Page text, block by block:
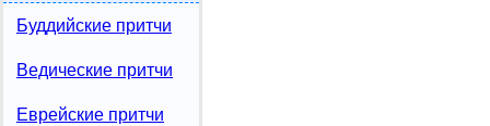
Буддийские притчи
Ведические притчи
Еврейские притчи